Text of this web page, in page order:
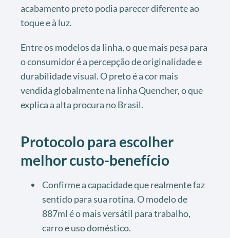
acabamento preto podia parecer diferente ao
toque e à luz.
Entre os modelos da linha, o que mais pesa para
o consumidor é a percepção de originalidade e
durabilidade visual. O preto é a cor mais
vendida globalmente na linha Quencher, o que
explica a alta procura no Brasil.
Protocolo para escolher
melhor custo-benefício
Confirme a capacidade que realmente faz
sentido para sua rotina. O modelo de
887ml é o mais versátil para trabalho,
carro e uso doméstico.